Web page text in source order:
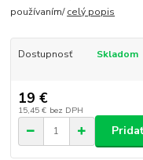
používaním/celý popis
Dostupnosť Skladom
19 €
15,45 € bez DPH